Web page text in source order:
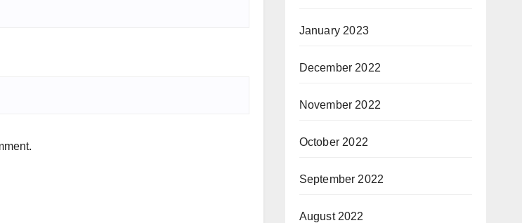
January 2023
December 2022
November 2022
October 2022
September 2022
August 2022